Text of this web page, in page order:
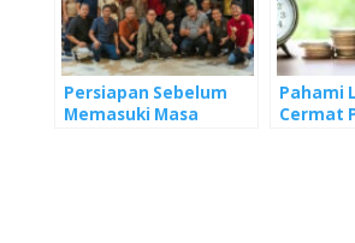
Persiapan Sebelum
Memasuki Masa
Pahami
Cermat